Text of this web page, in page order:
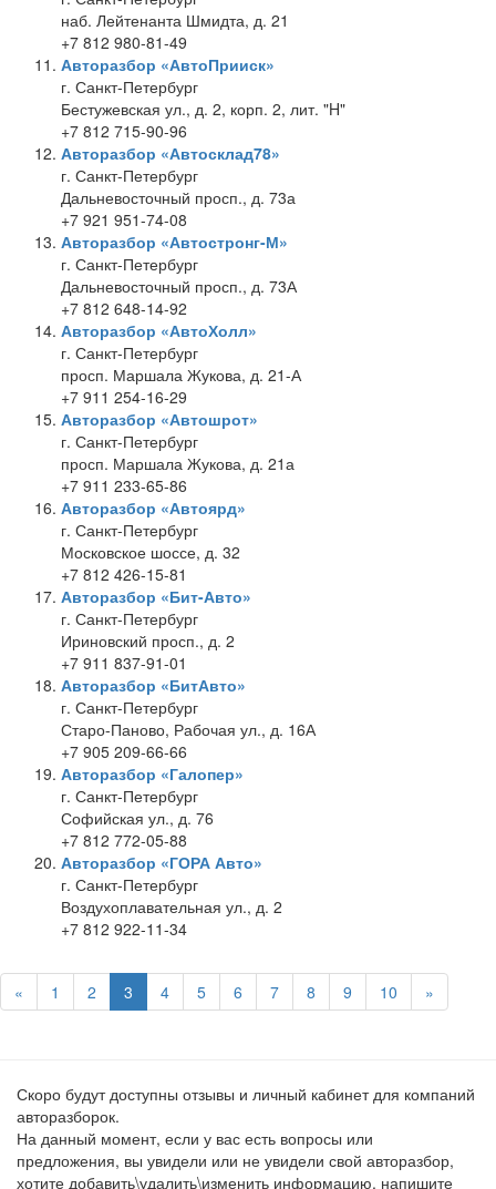
наб. Лейтенанта Шмидта, д. 21
+7 812 980-81-49
Авторазбор «АвтоПрииск»
г. Санкт-Петербург
Бестужевская ул., д. 2, корп. 2, лит. "H"
+7 812 715-90-96
Авторазбор «Автосклад78»
г. Санкт-Петербург
Дальневосточный просп., д. 73а
+7 921 951-74-08
Авторазбор «Автостронг-М»
г. Санкт-Петербург
Дальневосточный просп., д. 73А
+7 812 648-14-92
Авторазбор «АвтоХолл»
г. Санкт-Петербург
просп. Маршала Жукова, д. 21-А
+7 911 254-16-29
Авторазбор «Автошрот»
г. Санкт-Петербург
просп. Маршала Жукова, д. 21а
+7 911 233-65-86
Авторазбор «Автоярд»
г. Санкт-Петербург
Московское шоссе, д. 32
+7 812 426-15-81
Авторазбор «Бит-Авто»
г. Санкт-Петербург
Ириновский просп., д. 2
+7 911 837-91-01
Авторазбор «БитАвто»
г. Санкт-Петербург
Старо-Паново, Рабочая ул., д. 16А
+7 905 209-66-66
Авторазбор «Галопер»
г. Санкт-Петербург
Софийская ул., д. 76
+7 812 772-05-88
Авторазбор «ГОРА Авто»
г. Санкт-Петербург
Воздухоплавательная ул., д. 2
+7 812 922-11-34
« 1 2 3 4 5 6 7 8 9 10 »
Скоро будут доступны отзывы и личный кабинет для компаний
авторазборок.
На данный момент, если у вас есть вопросы или
предложения, вы увидели или не увидели свой авторазбор,
хотите добавить\удалить\изменить информацию, напишите